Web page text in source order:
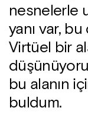
nesnelerle
yanı var, bu
Virtüel bir
bu alanın
buldum.